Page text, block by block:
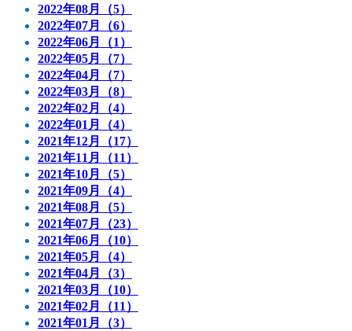
2022年08月（5）
2022年07月（6）
2022年06月（1）
2022年05月（7）
2022年04月（7）
2022年03月（8）
2022年02月（4）
2022年01月（4）
2021年12月（17）
2021年11月（11）
2021年10月（5）
2021年09月（4）
2021年08月（5）
2021年07月（23）
2021年06月（10）
2021年05月（4）
2021年04月（3）
2021年03月（10）
2021年02月（11）
2021年01月（3）